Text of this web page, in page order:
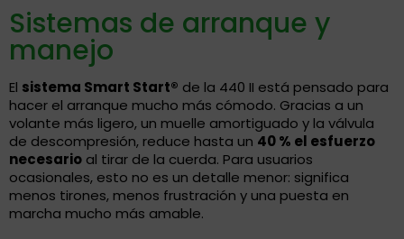
Sistemas de arranque y
manejo
El sistema Smart Start® de la 440 II está pensado para
hacer el arranque mucho más cómodo. Gracias a un
volante más ligero, un muelle amortiguado y la válvula
de descompresión, reduce hasta un 40 % el esfuerzo
necesario al tirar de la cuerda. Para usuarios
ocasionales, esto no es un detalle menor: significa
menos tirones, menos frustración y una puesta en
marcha mucho más amable.